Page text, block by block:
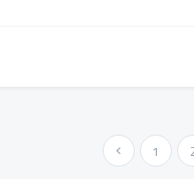
« Previous 1